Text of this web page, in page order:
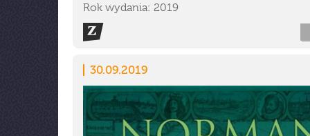
Rok wydania: 2019
30.09.2019